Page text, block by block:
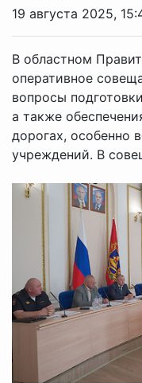
19 августа 2025,
В областном
оперативное
вопросы
а также
дорогах, особенно
учреждений. В